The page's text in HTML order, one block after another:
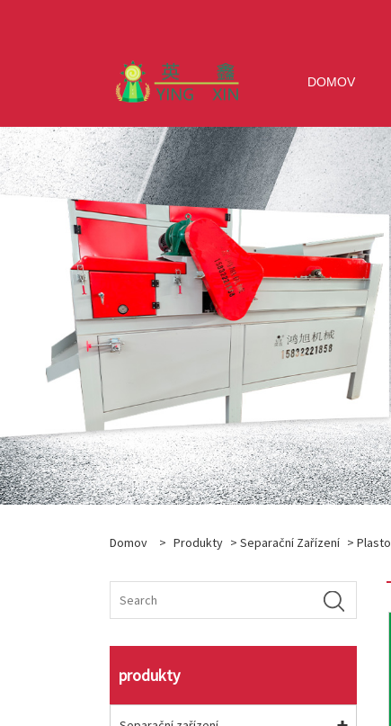
DOMOV
Domov > Produkty > Separační Zařízení >
produkty